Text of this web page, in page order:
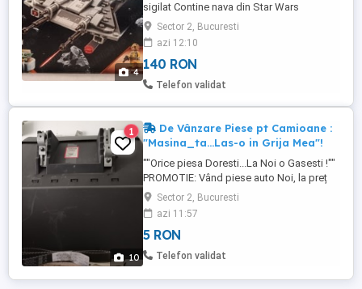
4
sigilat Contine nava din Star Wars
Mandalorian sezon 3, cu doi pirati. Nava
are "portbagaje" si in fata si in spate, in
cel mai mare, din spate, are o cutie cu un
thermal detonator. Piratul pilot are pentru
prima data in Lego Star Wars casca
Sector 2, Bucuresti
azi 12:10
140 RON
Telefon validat
10
1
De Vânzare Piese pt Camioane :
"Masina_ta...Las-o in Grija Mea"!
""Orice piesa Doresti...La Noi o Gasesti !""
PROMOTIE: Vând piese auto Noi, la preț
Foarte Mic!!! Piese de Mecanică și
Caroserie, Pentru: ***Iveco Daily, Trakker,
Stralis, ***Autoturisme ***Utilitare
Sector 2, Bucuresti
azi 11:57
5 RON
Telefon validat